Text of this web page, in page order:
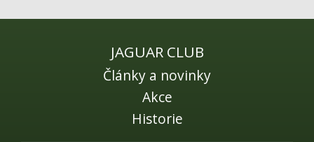
JAGUAR CLUB
Články a novinky
Akce
Historie